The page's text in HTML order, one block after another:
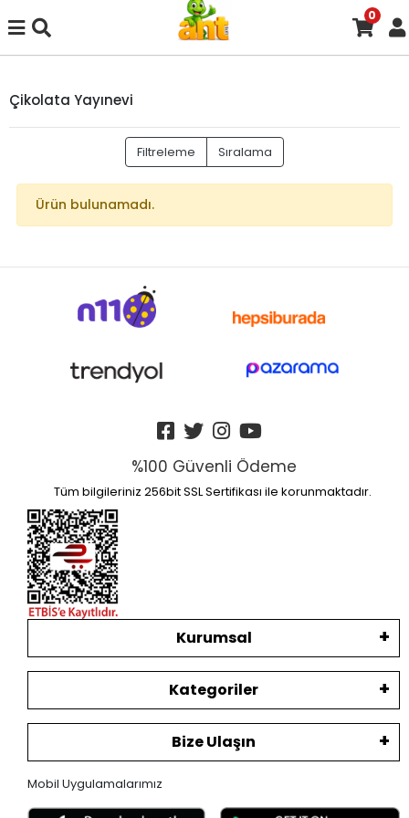
0
Çikolata Yayınevi
Filtreleme Sıralama
Ürün bulunamadı.
%100 Güvenli Ödeme
Tüm bilgileriniz 256bit SSL Sertifikası ile korunmaktadır.
Kurumsal
Kategoriler
Bize Ulaşın
Mobil Uygulamalarımız